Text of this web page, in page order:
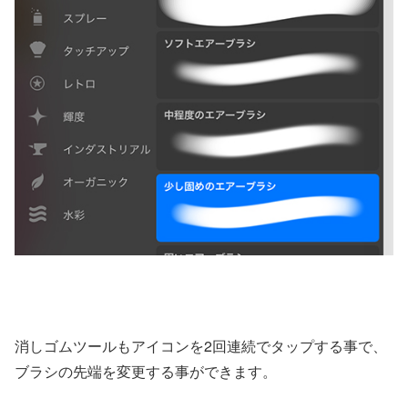
消しゴムツールもアイコンを2回連続でタップする事で、
ブラシの先端を変更する事ができます。